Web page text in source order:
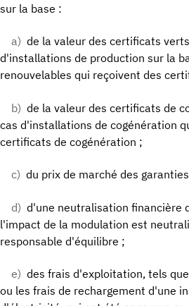
sur la base :
a) de la valeur des certificats
d'installations de production sur la
renouvelables qui reçoivent des
b) de la valeur des certificats de
cas d'installations de cogénération
certificats de cogénération ;
c) du prix de marché des
d) d'une neutralisation financière
l'impact de la modulation est
responsable d'équilibre ;
e) des frais d'exploitation, tels
ou les frais de rechargement d'une